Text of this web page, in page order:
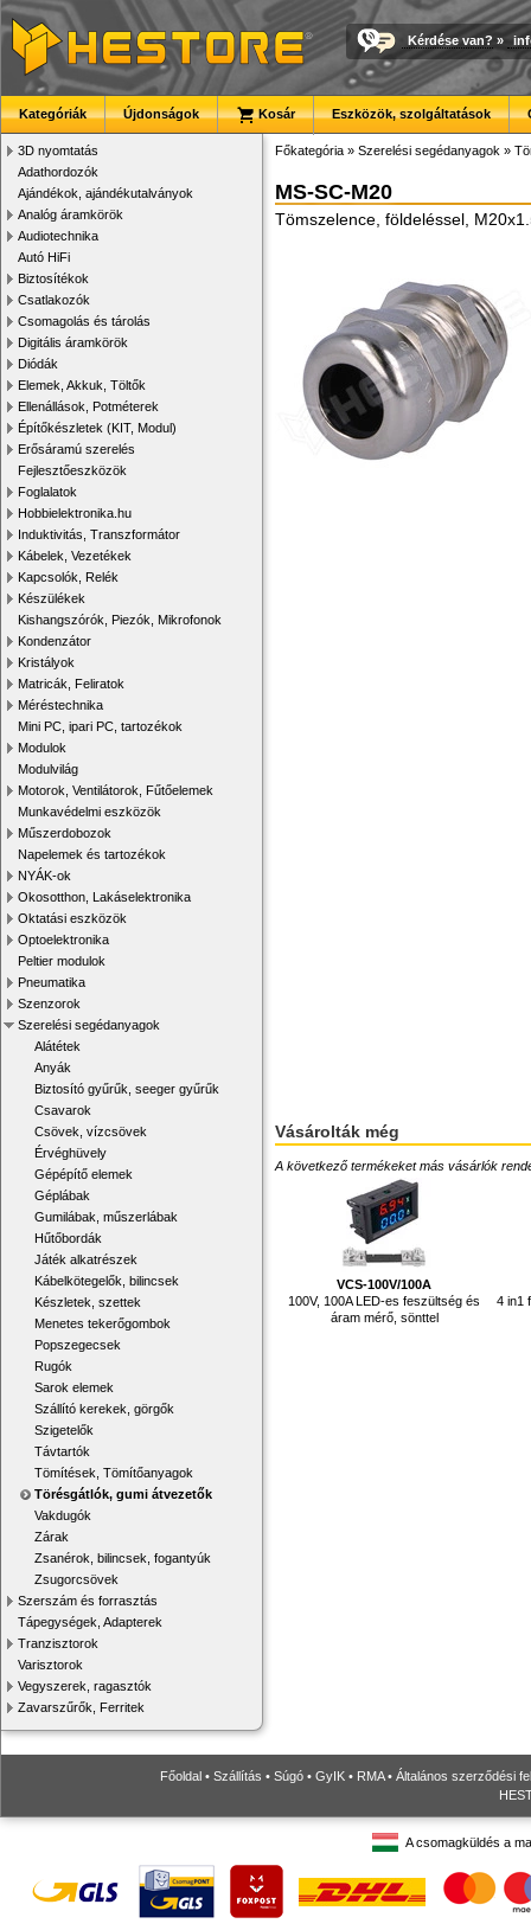
Kérdése van? »
Kategóriák Újdonságok Kosár Eszközök, szolgáltatások
3D nyomtatás
Adathordozók
Ajándékok, ajándékutalványok
Analóg áramkörök
Audiotechnika
Autó HiFi
Biztosítékok
Csatlakozók
Csomagolás és tárolás
Digitális áramkörök
Diódák
Elemek, Akkuk, Töltők
Ellenállások, Potméterek
Építőkészletek (KIT, Modul)
Erősáramú szerelés
Fejlesztőeszközök
Foglalatok
Hobbielektronika.hu
Induktivitás, Transzformátor
Kábelek, Vezetékek
Kapcsolók, Relék
Készülékek
Kishangszórók, Piezók, Mikrofonok
Kondenzátor
Kristályok
Matricák, Feliratok
Méréstechnika
Mini PC, ipari PC, tartozékok
Modulok
Modulvilág
Motorok, Ventilátorok, Fűtőelemek
Munkavédelmi eszközök
Műszerdobozok
Napelemek és tartozékok
NYÁK-ok
Okosotthon, Lakáselektronika
Oktatási eszközök
Optoelektronika
Peltier modulok
Pneumatika
Szenzorok
Szerelési segédanyagok
Alátétek
Anyák
Biztosító gyűrűk, seeger gyűrűk
Csavarok
Csövek, vízcsövek
Érvéghüvely
Gépépítő elemek
Géplábak
Gumilábak, műszerlábak
Hűtőbordák
Játék alkatrészek
Kábelkötegelők, bilincsek
Készletek, szettek
Menetes tekerőgombok
Popszegecsek
Rugók
Sarok elemek
Szállító kerekek, görgők
Szigetelők
Távtartók
Tömítések, Tömítőanyagok
Törésgátlók, gumi átvezetők
Vakdugók
Zárak
Zsanérok, bilincsek, fogantyúk
Zsugorcsövek
Szerszám és forrasztás
Tápegységek, Adapterek
Tranzisztorok
Varisztorok
Vegyszerek, ragasztók
Zavarszűrők, Ferritek
Főkategória » Szerelési segédanyagok »
MS-SC-M20
Tömszelence, földeléssel,
Vásárolták még
A következő termékeket más vásárlók
VCS-100V/100A
100V, 100A LED-es feszültség és
áram mérő, sönttel
4 in1
Főoldal • Szállítás • Súgó • GyIK • RMA• Általános szerződési
A csomagküldés a